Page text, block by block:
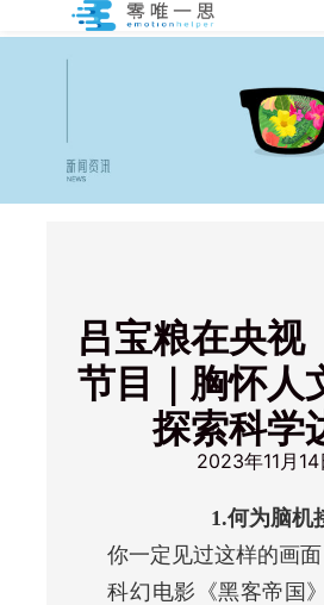
吕宝粮在央视
节目｜胸怀人
探索科学
2023年11月14
1.何为脑机
你一定见过这样的画面
科幻电影《黑客帝国